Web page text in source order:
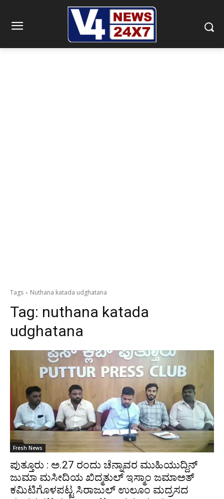
Tags Nuthana katada udghatana
Tag: nuthana katada
udghatana
Fresh News
ಪುತ್ತೂರು : ಅ.27 ರಂದು ಚೆನ್ನಾವರ ಮುಹಿಯುದ್ದಿನ್
ಜುಮಾ ಮಸೀದಿಯ ಖಿದ್ಮತುಲ್ ಇಸ್ಮಾಂ ಜಮಾಅತ್
ಕಮಿಟಿಗೊಳಪಟ್ಟ ಸಿರಾಜುಲ್ ಉಲೂಂ ಮದ್ರಸದ